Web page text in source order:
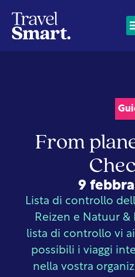
From
9
Lista di controllo
Reizen e Natuur &
lista di controllo vi
possibili i viaggi
nella vostra